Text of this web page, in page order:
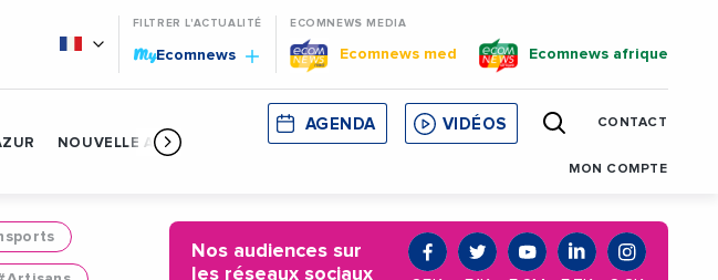
FILTRER L'ACTUALITÉ
MyEcomnews
ECOMNEWS MEDIA
Ecomnews med Ecomnews afrique
NOUVELLE AQUITAINE CORSE MONACO CATALOGNE
AGENDA VIDÉOS CONTACT
MON COMPTE
Nos audiences sur
les réseaux sociaux